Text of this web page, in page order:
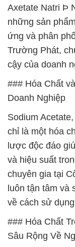
Axetate Natri Þ
những sản
ứng và phân
Trường Phát,
cậy của doanh
### Hóa Chất
Doanh Nghiệp
Sodium
chỉ là một hóa
lược độc đáo
và hiệu suất
chuyên gia tại
luôn tận tâm và
về cách sử
### Hóa Chất
Sâu Rộng Về